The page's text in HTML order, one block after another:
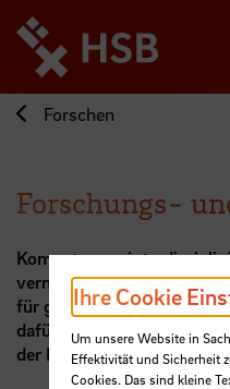
zum
Seiteninhalt
springen
Forschen
Forschungs-
Kompetenzen
vernetzen und mit
für gesellschaftliche
dafür stehen die sechs
der Hochschule Bremen.
Ihre Cookie
Um unsere Website in
Effektivität und Sicherheit
Cookies. Das sind kleine